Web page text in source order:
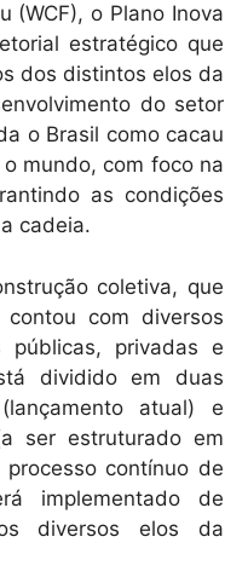
(WCF), o Plano Inova
estratégico que
dos distintos elos da
do setor
o Brasil como cacau
mundo, com foco na
as condições
cadeia.
coletiva, que
com diversos
públicas, privadas e
dividido em duas
atual) e
ser estruturado em
contínuo de
implementado de
diversos elos da